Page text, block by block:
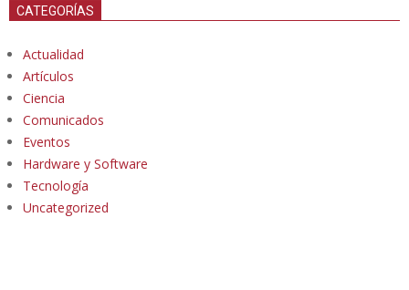
CATEGORÍAS
Actualidad
Artículos
Ciencia
Comunicados
Eventos
Hardware y Software
Tecnología
Uncategorized